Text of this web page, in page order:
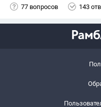
77 вопросов 143